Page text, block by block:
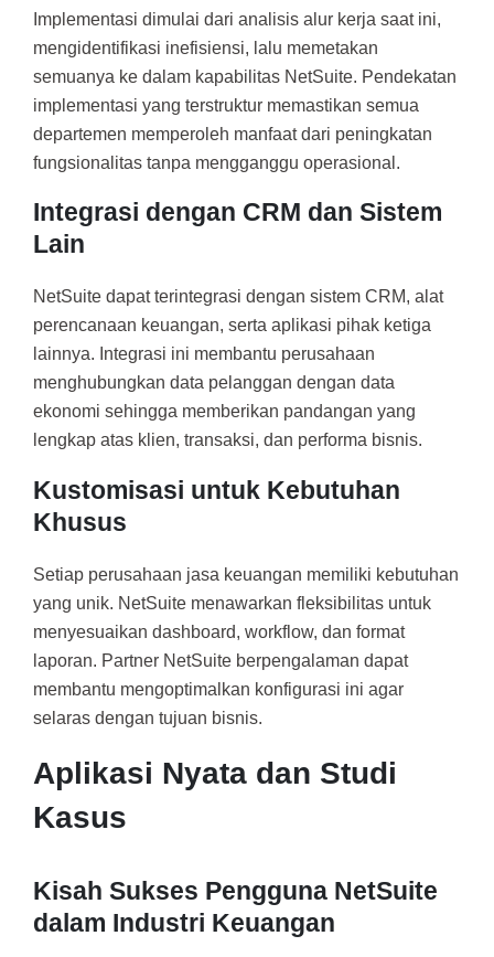
Implementasi dimulai dari analisis alur kerja saat ini,
mengidentifikasi inefisiensi, lalu memetakan
semuanya ke dalam kapabilitas NetSuite. Pendekatan
implementasi yang terstruktur memastikan semua
departemen memperoleh manfaat dari peningkatan
fungsionalitas tanpa mengganggu operasional.
Integrasi dengan CRM dan Sistem
Lain
NetSuite dapat terintegrasi dengan sistem CRM, alat
perencanaan keuangan, serta aplikasi pihak ketiga
lainnya. Integrasi ini membantu perusahaan
menghubungkan data pelanggan dengan data
ekonomi sehingga memberikan pandangan yang
lengkap atas klien, transaksi, dan performa bisnis.
Kustomisasi untuk Kebutuhan
Khusus
Setiap perusahaan jasa keuangan memiliki kebutuhan
yang unik. NetSuite menawarkan fleksibilitas untuk
menyesuaikan dashboard, workflow, dan format
laporan. Partner NetSuite berpengalaman dapat
membantu mengoptimalkan konfigurasi ini agar
selaras dengan tujuan bisnis.
Aplikasi Nyata dan Studi
Kasus
Kisah Sukses Pengguna NetSuite
dalam Industri Keuangan